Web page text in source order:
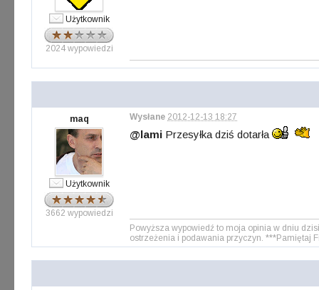
Użytkownik
2024 wypowiedzi
maq
Użytkownik
3662 wypowiedzi
Wysłane 2012-12-13 18:27
@lami Przesyłka dziś dotarła
Powyższa wypowiedź to moja opinia w dniu
ostrzeżenia i podawania przyczyn. ***Pamiętaj